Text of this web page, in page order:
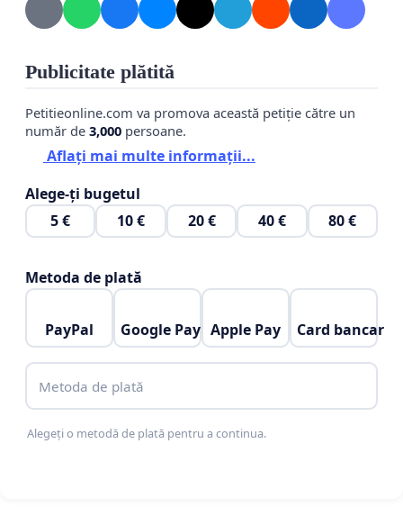
Publicitate plătită
Petitieonline.com va promova această petiție către un
număr de 3,000 persoane.
Aflați mai multe informații...
Alege-ți bugetul
5 €
10 € 20 € 40 € 80 €
Metoda de plată
PayPal Google Pay Apple Pay Card bancar
Metoda de plată
Alegeți o metodă de plată pentru a continua.